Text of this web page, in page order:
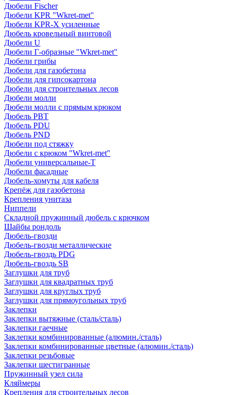
Дюбели Fischer
Дюбели KPR "Wkret-met"
Дюбели KPR-Х усиленные
Дюбель кровельный винтовой
Дюбели U
Дюбели Г-образные "Wkret-met"
Дюбели грибы
Дюбели для газобетона
Дюбели для гипсокартона
Дюбели для строительных лесов
Дюбели молли
Дюбели молли с прямым крюком
Дюбель PBT
Дюбель PDU
Дюбель PND
Дюбели под стяжку
Дюбели с крюком "Wkret-met"
Дюбели универсальные-Т
Дюбели фасадные
Дюбель-хомуты для кабеля
Крепёж для газобетона
Крепления унитаза
Ниппели
Складной пружинный дюбель с крючком
Шайбы рондоль
Дюбель-гвозди
Дюбель-гвозди металлические
Дюбель-гвоздь PDG
Дюбель-гвоздь SB
Заглушки для труб
Заглушки для квадратных труб
Заглушки для круглых труб
Заглушки для прямоугольных труб
Заклепки
Заклепки вытяжные (сталь/сталь)
Заклепки гаечные
Заклепки комбинированные (алюмин./сталь)
Заклепки комбинированные цветные (алюмин./сталь)
Заклепки резьбовые
Заклепки шестигранные
Пружинный узел сила
Кляймеры
Крепления для строительных лесов